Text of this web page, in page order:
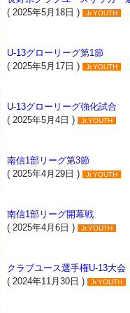
( 2025年5月18日 )
Jr.YOUTH
U-13グローリーグ第1節
( 2025年5月17日 )
Jr.YOUTH
U-13グローリーグ強化試合
( 2025年5月4日 )
Jr.YOUTH
南信1部リーグ第3節
( 2025年4月29日 )
Jr.YOUTH
南信1部リーグ開幕戦
( 2025年4月6日 )
Jr.YOUTH
クラブユース選手権U-13大会
( 2024年11月30日 )
Jr.YOUTH